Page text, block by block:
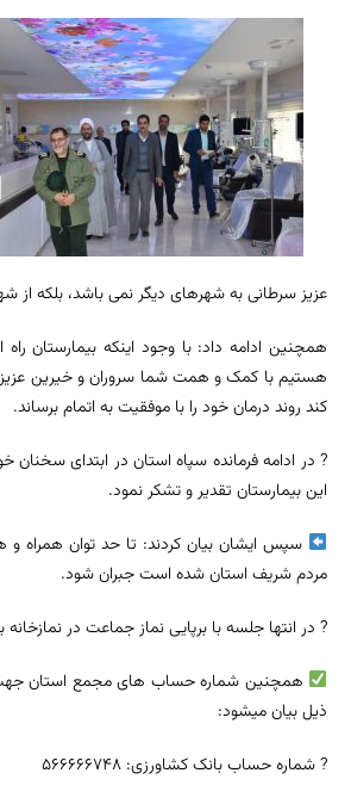
عزیز سرطانی به شهرهای دیگر نمی باشد، بلکه از
همچنین ادامه داد: با وجود اینکه بیمارستان
هستیم با کمک و همت شما سروران و خیرین عزیز
کند روند درمان خود را با موفقیت به اتمام برساند.
? در ادامه فرمانده سپاه استان در ابتدای
این بیمارستان تقدیر و تشکر نمود.
سپس ایشان بیان کردند: تا حد توان همراه و
مردم شریف استان شده است جبران شود.
? در انتها جلسه با برپایی نماز جماعت در نمازخانه
همچنین شماره حساب های مجمع استان جهت
ذیل بیان میشود:
? شماره حساب بانک کشاورزی: 566666748